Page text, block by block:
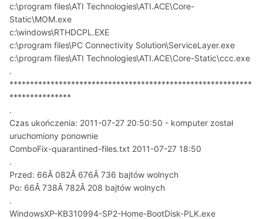
c:\program files\ATI Technologies\ATI.ACE\Core-
Static\MOM.exe
c:\windows\RTHDCPL.EXE
c:\program files\PC Connectivity Solution\ServiceLayer.exe
c:\program files\ATI Technologies\ATI.ACE\Core-Static\ccc.exe
.
***********************************************************
***************
.
Czas ukończenia: 2011-07-27 20:50:50 - komputer został
uruchomiony ponownie
ComboFix-quarantined-files.txt 2011-07-27 18:50
.
Przed: 66Â 082Â 676Â 736 bajtów wolnych
Po: 66Â 738Â 782Â 208 bajtów wolnych
.
WindowsXP-KB310994-SP2-Home-BootDisk-PLK.exe